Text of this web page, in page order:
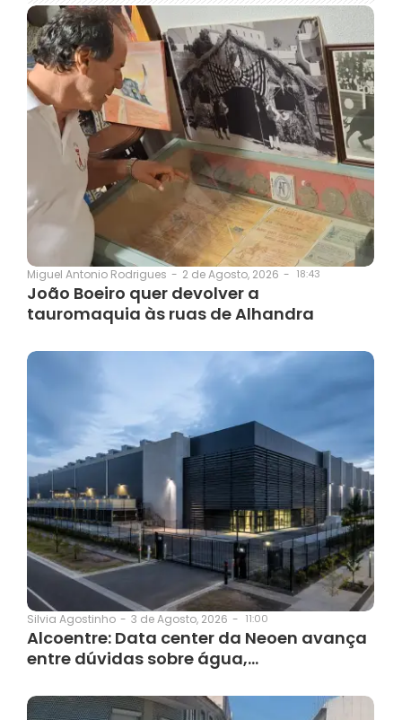
Miguel Antonio Rodrigues - 2 de Agosto, 2026 - 18:43
João Boeiro quer devolver a
tauromaquia às ruas de Alhandra
Silvia Agostinho - 3 de Agosto, 2026 - 11:00
Alcoentre: Data center da Neoen avança
entre dúvidas sobre água,…